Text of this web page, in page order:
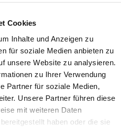
Cookies
Inhalte und Anzeigen zu
für soziale Medien anbieten zu
unsere Website zu analysieren.
zu Ihrer Verwendung
Partner für soziale Medien,
Unsere Partner führen diese
mit weiteren Daten
haben oder die sie